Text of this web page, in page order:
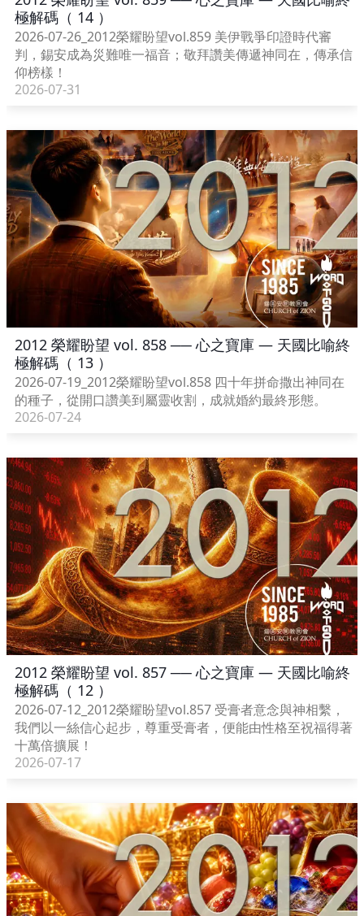
極解碼（ 14 ）
2026-07-26_2012榮耀盼望vol.859 美伊戰爭印證時代審
判，錫安成為災難唯一福音；敬拜讚美傳遞神同在，傳承信
仰榜樣！
2026-07-31
2012 榮耀盼望 vol. 858 ── 心之寶庫 — 天國比喻終
極解碼（ 13 ）
2026-07-19_2012榮耀盼望vol.858 四十年拼命撒出神同在
的種子，從開口讚美到屬靈收割，成就婚約最終形態。
2026-07-24
2012 榮耀盼望 vol. 857 ── 心之寶庫 — 天國比喻終
極解碼（ 12 ）
2026-07-12_2012榮耀盼望vol.857 受膏者意念與神相繫，
我們以一絲信心起步，尊重受膏者，便能由性格至祝福得著
十萬倍擴展！
2026-07-17